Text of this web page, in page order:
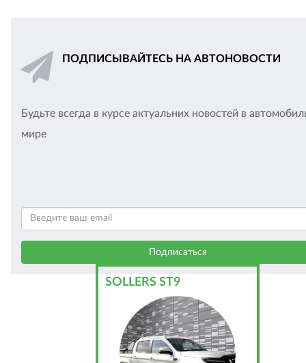
ПОДПИСЫВАЙТЕСЬ НА АВТОНОВОСТИ
Будьте всегда в курсе актуальних новостей в
мире
SOLLERS ST9